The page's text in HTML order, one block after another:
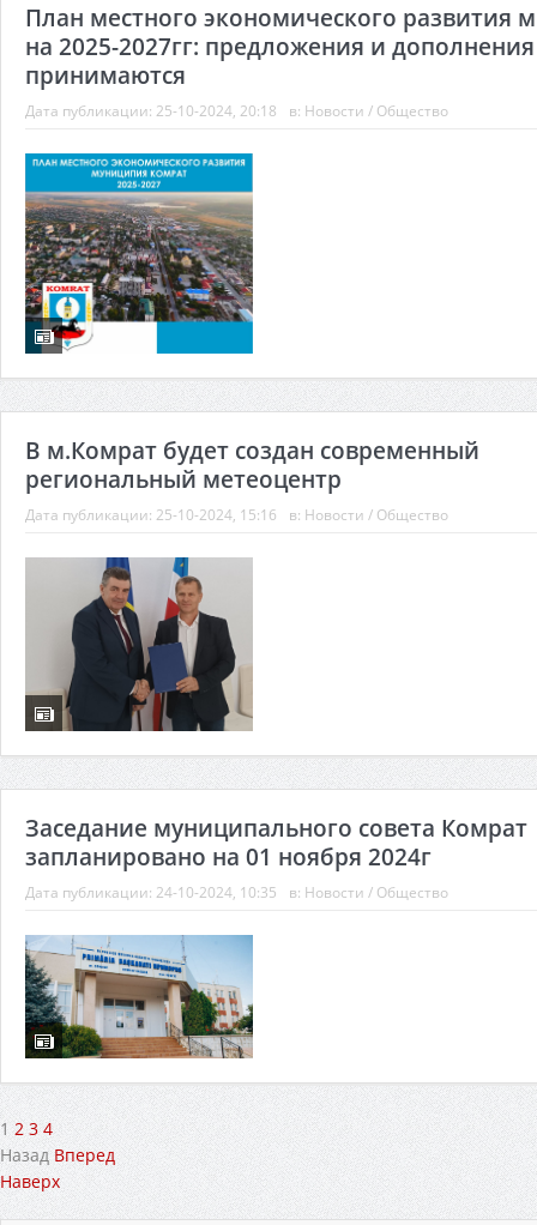
План местного экономического развития
на 2025-2027гг: предложения и дополнения
принимаются
Дата публикации: 25-10-2024, 20:18 в: Новости / Общество
В м.Комрат будет создан современный
региональный метеоцентр
Дата публикации: 25-10-2024, 15:16 в: Новости / Общество
Заседание муниципального совета Комрат
запланировано на 01 ноября 2024г
Дата публикации: 24-10-2024, 10:35 в: Новости / Общество
1 2 3 4
Назад Вперед
Наверх